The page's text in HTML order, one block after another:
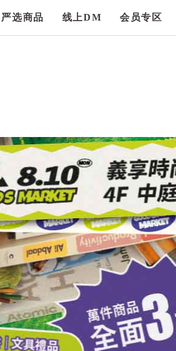
严选商品 线上DM 会员专区